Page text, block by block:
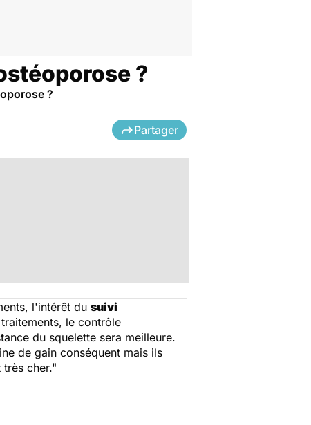
?
?
Partager
l'intérêt du suivi
le contrôle
du squelette sera meilleure.
de gain conséquent mais ils
cher."